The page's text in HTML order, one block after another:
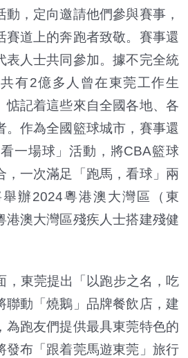
，定向邀請他們參與賽事，
賽道上的奔跑者致敬。賽事還
表人士共同參加。據不完全統
有2億多人曾在東莞工作生
惦記着這些來自全國各地、各
。作為全國籃球城市，賽事還
一場球」活動，將CBA籃球
，一次滿足「跑馬，看球」兩
辦2024粵港澳大灣區（東
港澳大灣區殘疾人士搭建殘健
東莞提出「以跑步之名，吃
聯動「燒鵝」品牌餐飲店，建
為跑友們提供最具東莞特色的
發布「跟着莞馬遊東莞」旅行